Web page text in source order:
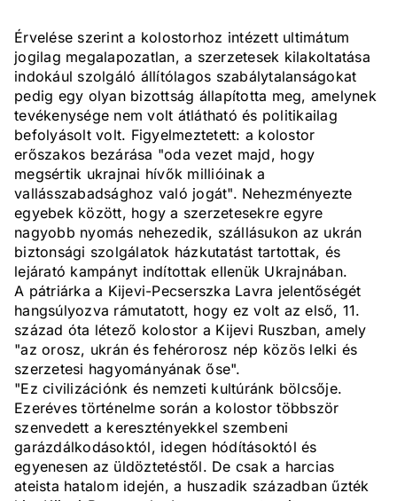
Érvelése szerint a kolostorhoz intézett ultimátum
jogilag megalapozatlan, a szerzetesek kilakoltatása
indokául szolgáló állítólagos szabálytalanságokat
pedig egy olyan bizottság állapította meg, amelynek
tevékenysége nem volt átlátható és politikailag
befolyásolt volt. Figyelmeztetett: a kolostor
erőszakos bezárása "oda vezet majd, hogy
megsértik ukrajnai hívők millióinak a
vallásszabadsághoz való jogát". Nehezményezte
egyebek között, hogy a szerzetesekre egyre
nagyobb nyomás nehezedik, szállásukon az ukrán
biztonsági szolgálatok házkutatást tartottak, és
lejárató kampányt indítottak ellenük Ukrajnában.
A pátriárka a Kijevi-Pecserszka Lavra jelentőségét
hangsúlyozva rámutatott, hogy ez volt az első, 11.
század óta létező kolostor a Kijevi Ruszban, amely
"az orosz, ukrán és fehérorosz nép közös lelki és
szerzetesi hagyományának őse".
"Ez civilizációnk és nemzeti kultúránk bölcsője.
Ezeréves történelme során a kolostor többször
szenvedett a keresztényekkel szembeni
garázdálkodásoktól, idegen hódításoktól és
egyenesen az üldöztetéstől. De csak a harcias
ateista hatalom idején, a huszadik században űzték